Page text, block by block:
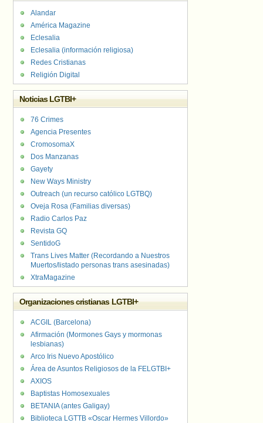
Alandar
América Magazine
Eclesalia
Eclesalia (información religiosa)
Redes Cristianas
Religión Digital
Noticias LGTBI+
76 Crimes
Agencia Presentes
CromosomaX
Dos Manzanas
Gayety
New Ways Ministry
Outreach (un recurso católico LGTBQ)
Oveja Rosa (Familias diversas)
Radio Carlos Paz
Revista GQ
SentidoG
Trans Lives Matter (Recordando a Nuestros
Muertos/listado personas trans asesinadas)
XtraMagazine
Organizaciones cristianas LGTBI+
ACGIL (Barcelona)
Afirmación (Mormones Gays y mormonas
lesbianas)
Arco Iris Nuevo Apostólico
Área de Asuntos Religiosos de la FELGTBI+
AXIOS
Baptistas Homosexuales
BETANIA (antes Galigay)
Biblioteca LGTTB «Oscar Hermes Villordo»